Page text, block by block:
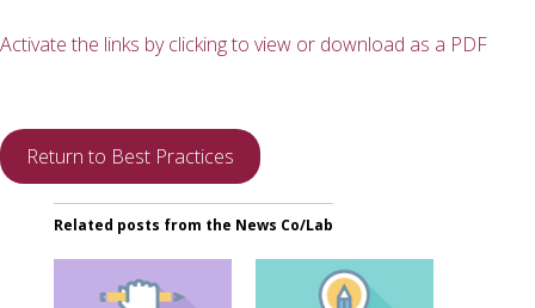
Activate the links by clicking to view or download as a PDF
Return to Best Practices
Related posts from the News Co/Lab